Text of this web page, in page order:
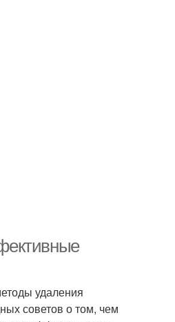
удаления
советов о том, чем